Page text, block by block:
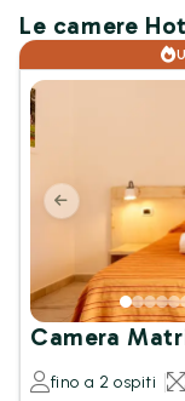
Le camere
Camera
fino a 2 ospiti